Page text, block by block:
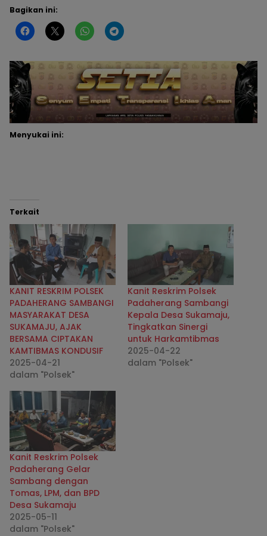
Bagikan ini:
Menyukai ini:
Terkait
KANIT RESKRIM POLSEK
PADAHERANG SAMBANGI
MASYARAKAT DESA
SUKAMAJU, AJAK
BERSAMA CIPTAKAN
KAMTIBMAS KONDUSIF
2025-04-21
dalam "Polsek"
Kanit Reskrim Polsek
Padaherang Sambangi
Kepala Desa Sukamaju,
Tingkatkan Sinergi
untuk Harkamtibmas
2025-04-22
dalam "Polsek"
Kanit Reskrim Polsek
Padaherang Gelar
Sambang dengan
Tomas, LPM, dan BPD
Desa Sukamaju
2025-05-11
dalam "Polsek"